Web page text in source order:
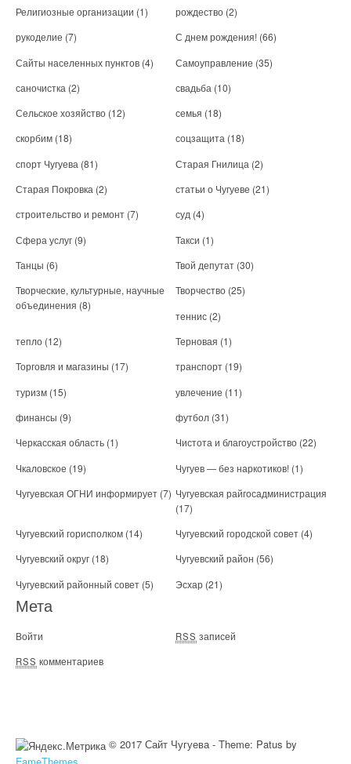
Религиозные организации (1) рождество (2)
рукоделие (7) С днем рождения! (66)
Сайты населенных пунктов (4) Самоуправление (35)
саночистка (2) свадьба (10)
Сельское хозяйство (12) семья (18)
скорбим (18) соцзащита (18)
спорт Чугуева (81) Старая Гнилица (2)
Старая Покровка (2) статьи о Чугуеве (21)
строительство и ремонт (7) суд (4)
Сфера услуг (9) Такси (1)
Танцы (6) Твой депутат (30)
Творческие, культурные, научные
объединения (8)
Творчество (25)
теннис (2)
тепло (12) Терновая (1)
Торговля и магазины (17) транспорт (19)
туризм (15) увлечение (11)
финансы (9) футбол (31)
Черкасская область (1) Чистота и благоустройство (22)
Чкаловское (19) Чугуев — без наркотиков! (1)
Чугуевская ОГНИ информирует (7) Чугуевская райгосадминистрация
(17)
Чугуевский горисполком (14) Чугуевский городской совет (4)
Чугуевский округ (18) Чугуевский район (56)
Чугуевский районный совет (5) Эсхар (21)
Мета
Войти RSS записей
RSS комментариев
© 2017 Сайт Чугуева - Theme: Patus by
FameThemes